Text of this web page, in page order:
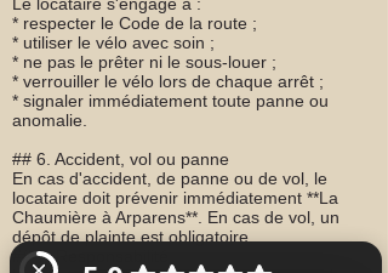
* respecter le Code de la route ;
* utiliser le vélo avec soin ;
* ne pas le prêter ni le sous-louer ;
* verrouiller le vélo lors de chaque arrêt ;
* signaler immédiatement toute panne ou
anomalie.
## 6. Accident, vol ou panne
En cas d'accident, de panne ou de vol, le
locataire doit prévenir immédiatement **La
Chaumière à Arparens**. En cas de vol, un
dépôt de plainte est obligatoire.
## 7. Responsabilité